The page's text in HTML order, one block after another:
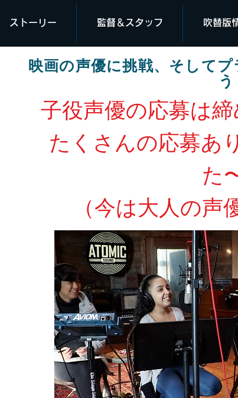
ストーリー 監督＆スタッフ 吹替版
映画の声優に挑戦、そして
う
子役声優の応募は
たくさんの応募あ
た
（今は大人の声